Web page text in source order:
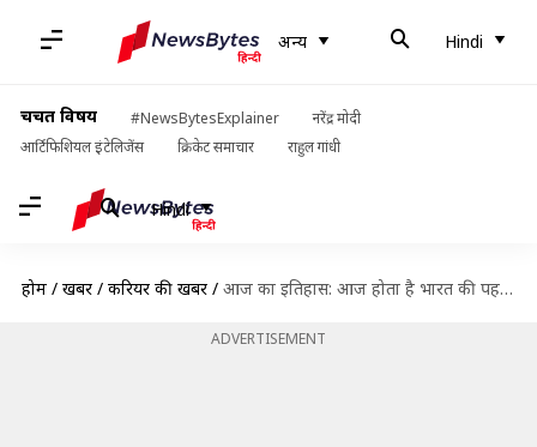
अन्य Hindi
चर्चित विषय #NewsBytesExplainer
नरेंद्र मोदी
आर्टिफिशियल इंटेलिजेंस
क्रिकेट समाचार राहुल गांधी
Hindi
होम / खबरें / करियर की खबरें / आज का इतिहास: आज होता है भारत की पहली महिला IPS अधिकारी किरण बेदी का जन्मदिन
ADVERTISEMENT